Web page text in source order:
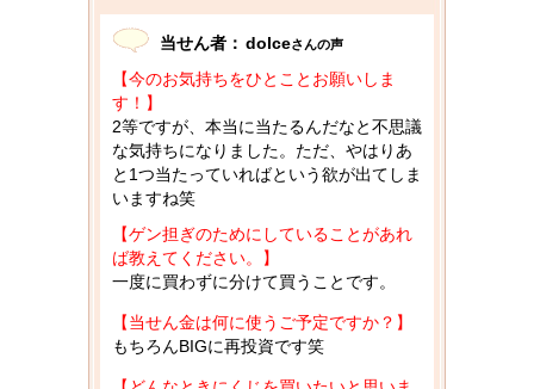
当せん者： dolceさんの声
【今のお気持ちをひとことお願いしま
す！】
2等ですが、本当に当たるんだなと不思議
な気持ちになりました。ただ、やはりあ
と1つ当たっていればという欲が出てしま
いますね笑
【ゲン担ぎのためにしていることがあれ
ば教えてください。】
一度に買わずに分けて買うことです。
【当せん金は何に使うご予定ですか？】
もちろんBIGに再投資です笑